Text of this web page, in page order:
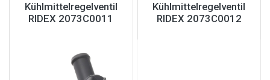
Kühlmittelregelventil
RIDEX 2073C0011
Kühlmittelregelventil
RIDEX 2073C0012